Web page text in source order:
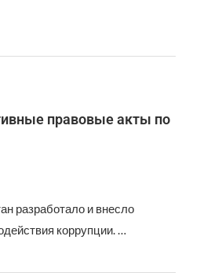
правовые акты по
разработало и внесло
коррупции. …